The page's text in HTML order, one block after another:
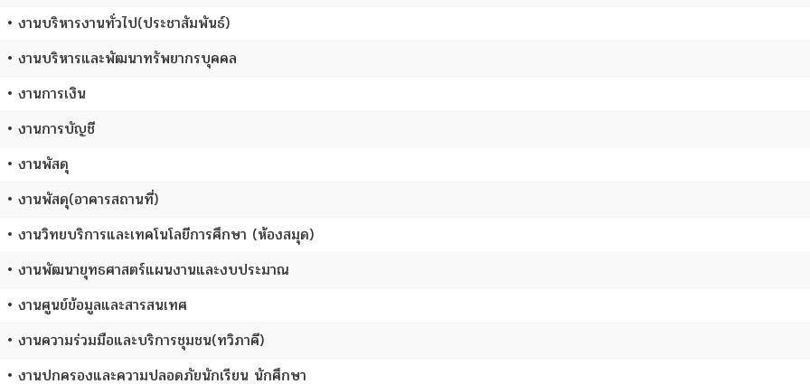
• งานบริหารงานทั่วไป(ประชาสัมพันธ์)
• งานบริหารและพัฒนาทรัพยากรบุคคล
• งานการเงิน
• งานการบัญชี
• งานพัสดุ
• งานพัสดุ(อาคารสถานที่)
• งานวิทยบริการและเทคโนโลยีการศึกษา (ห้องสมุด)
• งานพัฒนายุทธศาสตร์แผนงานและงบประมาณ
• งานศูนย์ข้อมูลและสารสนเทศ
• งานความร่วมมือและบริการชุมชน(ทวิภาคี)
• งานปกครองและความปลอดภัยนักเรียน นักศึกษา